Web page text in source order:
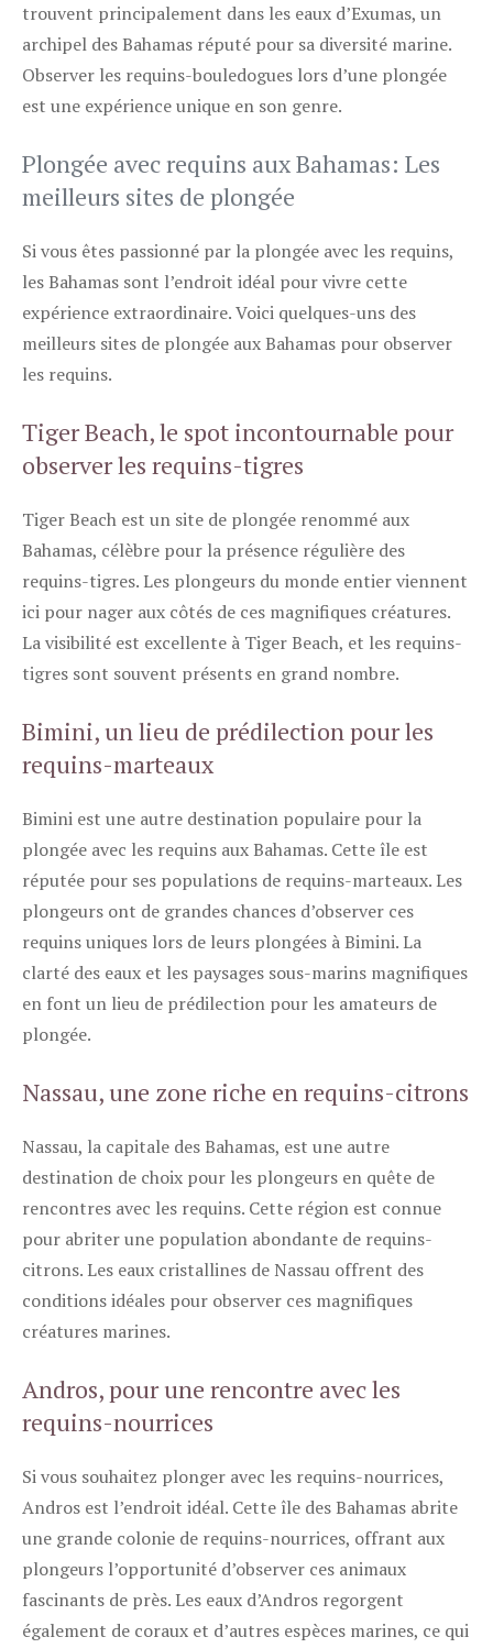
trouvent principalement dans les eaux d’Exumas, un
archipel des Bahamas réputé pour sa diversité marine.
Observer les requins-bouledogues lors d’une plongée
est une expérience unique en son genre.
Plongée avec requins aux Bahamas: Les
meilleurs sites de plongée
Si vous êtes passionné par la plongée avec les requins,
les Bahamas sont l’endroit idéal pour vivre cette
expérience extraordinaire. Voici quelques-uns des
meilleurs sites de plongée aux Bahamas pour observer
les requins.
Tiger Beach, le spot incontournable pour
observer les requins-tigres
Tiger Beach est un site de plongée renommé aux
Bahamas, célèbre pour la présence régulière des
requins-tigres. Les plongeurs du monde entier viennent
ici pour nager aux côtés de ces magnifiques créatures.
La visibilité est excellente à Tiger Beach, et les requins-
tigres sont souvent présents en grand nombre.
Bimini, un lieu de prédilection pour les
requins-marteaux
Bimini est une autre destination populaire pour la
plongée avec les requins aux Bahamas. Cette île est
réputée pour ses populations de requins-marteaux. Les
plongeurs ont de grandes chances d’observer ces
requins uniques lors de leurs plongées à Bimini. La
clarté des eaux et les paysages sous-marins magnifiques
en font un lieu de prédilection pour les amateurs de
plongée.
Nassau, une zone riche en requins-citrons
Nassau, la capitale des Bahamas, est une autre
destination de choix pour les plongeurs en quête de
rencontres avec les requins. Cette région est connue
pour abriter une population abondante de requins-
citrons. Les eaux cristallines de Nassau offrent des
conditions idéales pour observer ces magnifiques
créatures marines.
Andros, pour une rencontre avec les
requins-nourrices
Si vous souhaitez plonger avec les requins-nourrices,
Andros est l’endroit idéal. Cette île des Bahamas abrite
une grande colonie de requins-nourrices, offrant aux
plongeurs l’opportunité d’observer ces animaux
fascinants de près. Les eaux d’Andros regorgent
également de coraux et d’autres espèces marines, ce qui